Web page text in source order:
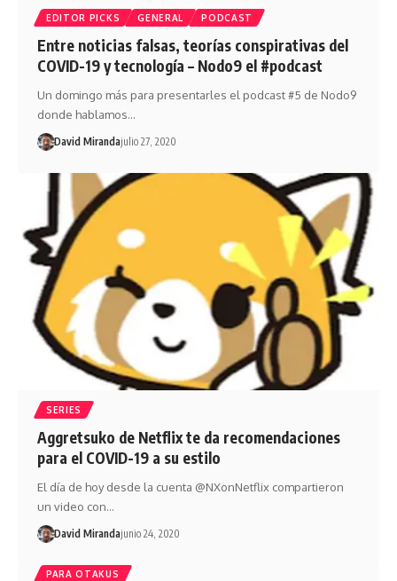
EDITOR PICKS GENERAL PODCAST
Entre noticias falsas, teorías conspirativas del
COVID-19 y tecnología – Nodo9 el #podcast
Un domingo más para presentarles el podcast #5 de Nodo9
donde hablamos…
David Mirandajulio 27, 2020
SERIES
Aggretsuko de Netflix te da recomendaciones
para el COVID-19 a su estilo
El día de hoy desde la cuenta @NXonNetflix compartieron
un video con…
David Mirandajunio 24, 2020
PARA OTAKUS